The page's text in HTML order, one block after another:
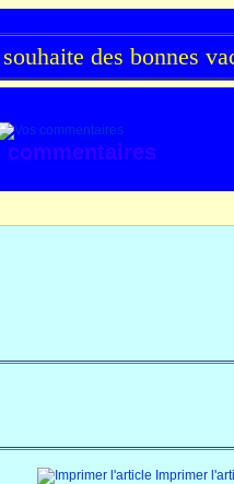
des bonnes
commentaires
Imprimer